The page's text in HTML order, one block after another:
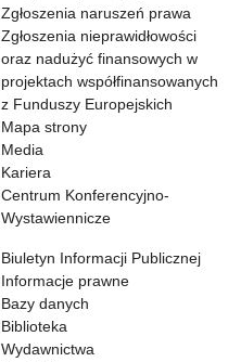
Zgłoszenia naruszeń prawa
Zgłoszenia nieprawidłowości
oraz nadużyć finansowych w
projektach współfinansowanych
z Funduszy Europejskich
Mapa strony
Media
Kariera
Centrum Konferencyjno-
Wystawiennicze
Biuletyn Informacji Publicznej
Informacje prawne
Bazy danych
Biblioteka
Wydawnictwa